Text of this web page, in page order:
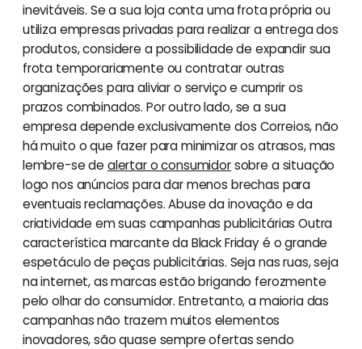
inevitáveis. Se a sua loja conta uma frota própria ou
utiliza empresas privadas para realizar a entrega dos
produtos, considere a possibilidade de expandir sua
frota temporariamente ou contratar outras
organizações para aliviar o serviço e cumprir os
prazos combinados. Por outro lado, se a sua
empresa depende exclusivamente dos Correios, não
há muito o que fazer para minimizar os atrasos, mas
lembre-se de alertar o consumidorsobre a situação
logo nos anúncios para dar menos brechas para
eventuais reclamações. Abuse da inovação e da
criatividade em suas campanhas publicitárias Outra
característica marcante da Black Friday é o grande
espetáculo de peças publicitárias. Seja nas ruas, seja
na internet, as marcas estão brigando ferozmente
pelo olhar do consumidor. Entretanto, a maioria das
campanhas não trazem muitos elementos
inovadores, são quase sempre ofertas sendo